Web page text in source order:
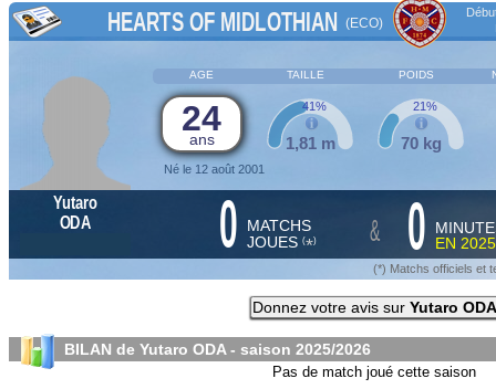
HEARTS OF MIDLOTHIAN (ECO)
AGE TAILLE POIDS
24
ans
Né le 12 août 2001
1,81 m
41%
70 kg
21%
Yutaro
ODA
0 MATCHS
JOUES (*) & 0
EN
(*) Matchs officiels et
Donnez votre avis sur Yutaro ODA
BILAN de Yutaro ODA - saison 2025/2026
Pas de match joué cette saison